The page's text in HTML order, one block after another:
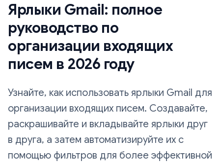
Ярлыки Gmail: полное
руководство по
организации входящих
писем в 2026 году
Узнайте, как использовать ярлыки Gmail для
организации входящих писем. Создавайте,
раскрашивайте и вкладывайте ярлыки друг
в друга, а затем автоматизируйте их с
помощью фильтров для более эффективной